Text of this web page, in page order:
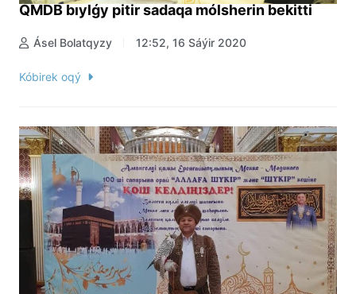
QMDB bıylǵy pitir sadaqa mólsherin bekitti
Ásel Bolatqyzy 12:52, 16 Sáýir 2020
Kóbirek oqý